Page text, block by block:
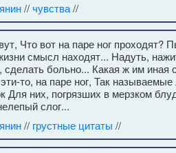
//чувства//
Что вот на паре ног проходят?
смысл находят... Надуть,
сделать больно... Какая ж им иная
то, на паре ног, Так
Для них, погрязших в мерзком
слог...
// грустные цитаты //